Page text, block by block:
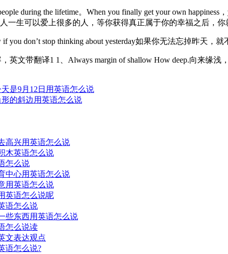
during the lifetime。When you finally get your own happiness
人一生可以爱上很多的人，等你获得真正属于你的幸福之后
if you don’t stop thinking about yesterday如果你无法忘掉昨天，
英文带翻译1 1、Always margin of shallow How deep.向来缘浅
是9月12日用英语怎么说
的斜边用英语怎么说
高兴用英语怎么说
木英语怎么说
怎么说
中心用英语怎么说
用英语怎么说
英语怎么说呢
语怎么说
些东西用英语怎么说
怎么说读
文表达观点
语怎么说?